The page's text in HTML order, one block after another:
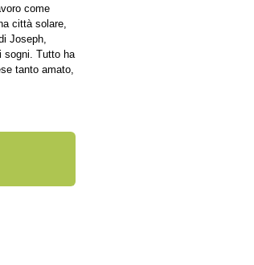
come
città solare,
Joseph,
sogni. Tutto ha
tanto amato,